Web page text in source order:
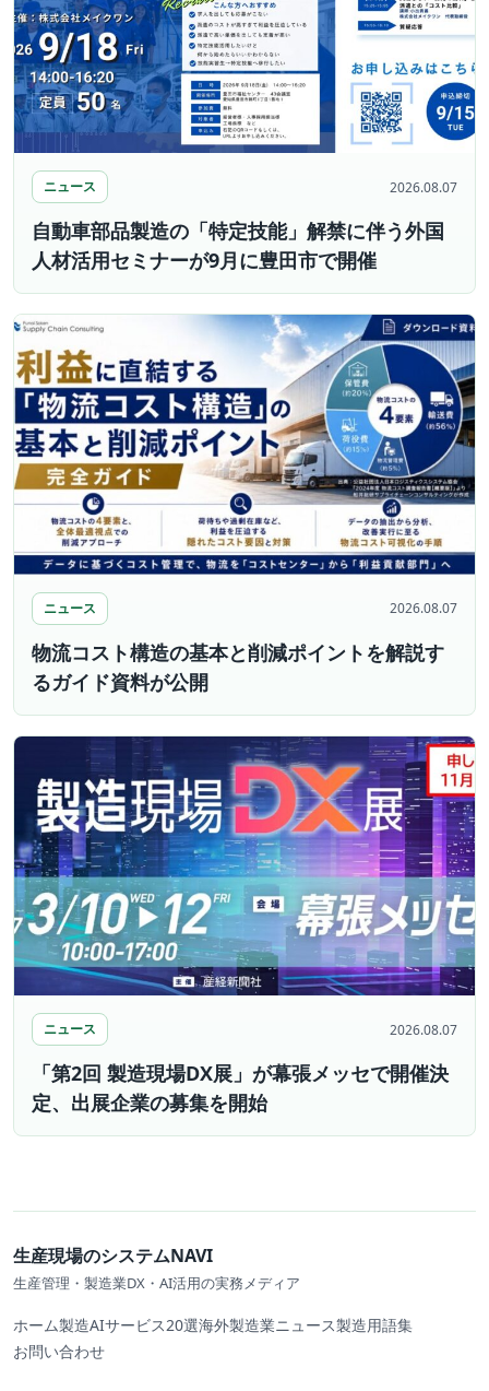
ニュース 2026.08.07
自動車部品製造の「特定技能」解禁に伴う外国
人材活用セミナーが9月に豊田市で開催
ニュース 2026.08.07
物流コスト構造の基本と削減ポイントを解説す
るガイド資料が公開
ニュース 2026.08.07
「第2回 製造現場DX展」が幕張メッセで開催決
定、出展企業の募集を開始
生産現場のシステムNAVI
生産管理・製造業DX・AI活用の実務メディア
ホーム製造AIサービス20選海外製造業ニュース製造用語集
お問い合わせ